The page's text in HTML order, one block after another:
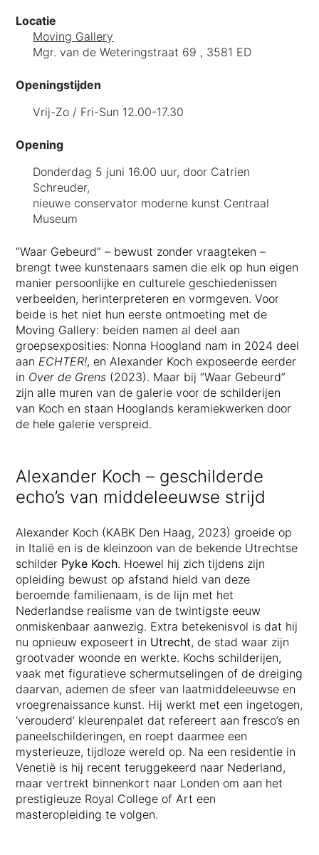
Locatie
Moving Gallery
Mgr. van de Weteringstraat 69 , 3581 ED
Openingstijden
Vrij-Zo / Fri-Sun 12.00-17.30
Opening
Donderdag 5 juni 16.00 uur, door Catrien
Schreuder,
nieuwe conservator moderne kunst Centraal
Museum
“Waar Gebeurd” – bewust zonder vraagteken –
brengt twee kunstenaars samen die elk op hun eigen
manier persoonlijke en culturele geschiedenissen
verbeelden, herinterpreteren en vormgeven. Voor
beide is het niet hun eerste ontmoeting met de
Moving Gallery: beiden namen al deel aan
groepsexposities: Nonna Hoogland nam in 2024 deel
aan ECHTER!, en Alexander Koch exposeerde eerder
in Over de Grens (2023). Maar bij “Waar Gebeurd”
zijn alle muren van de galerie voor de schilderijen
van Koch en staan Hooglands keramiekwerken door
de hele galerie verspreid.
Alexander Koch – geschilderde
echo’s van middeleeuwse strijd
Alexander Koch (KABK Den Haag, 2023) groeide op
in Italië en is de kleinzoon van de bekende Utrechtse
schilder Pyke Koch. Hoewel hij zich tijdens zijn
opleiding bewust op afstand hield van deze
beroemde familienaam, is de lijn met het
Nederlandse realisme van de twintigste eeuw
onmiskenbaar aanwezig. Extra betekenisvol is dat hij
nu opnieuw exposeert in Utrecht, de stad waar zijn
grootvader woonde en werkte. Kochs schilderijen,
vaak met figuratieve schermutselingen of de dreiging
daarvan, ademen de sfeer van laatmiddeleeuwse en
vroegrenaissance kunst. Hij werkt met een ingetogen,
‘verouderd’ kleurenpalet dat refereert aan fresco’s en
paneelschilderingen, en roept daarmee een
mysterieuze, tijdloze wereld op. Na een residentie in
Venetië is hij recent teruggekeerd naar Nederland,
maar vertrekt binnenkort naar Londen om aan het
prestigieuze Royal College of Art een
masteropleiding te volgen.